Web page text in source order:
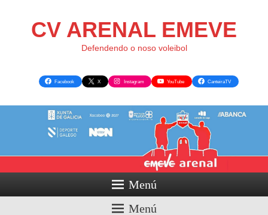
CV ARENAL EMEVE
Defendendo o noso voleibol
Facebook X Instagram YouTube CanteiraTV
Menú
Menú